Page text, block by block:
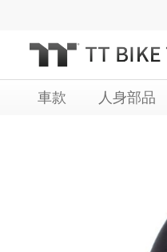
車款 人身部品